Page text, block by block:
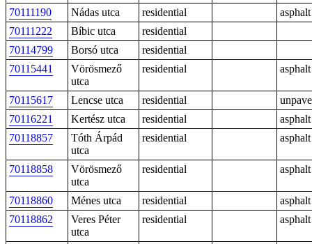
70111190 Nádas utca residential
asphalt
70111222
Bíbic utca
residential
70114799
Borsó utca
residential
70115441
Vörösmező
utca
residential asphalt
70115617 Lencse utca residential
70116221
Kertész utca residential
asphalt
70118857
Tóth Árpád
utca
residential asphalt
70118858
Vörösmező
utca
residential asphalt
70118860 Ménes utca residential
asphalt
70118862
Veres Péter
utca
residential asphalt